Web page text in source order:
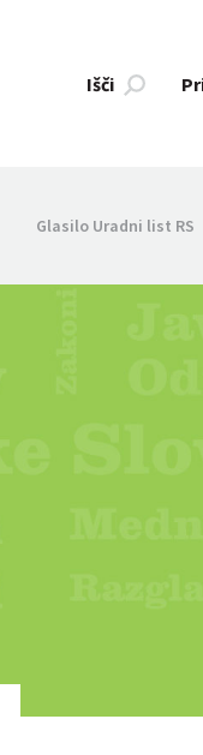
Išči
Glasilo Uradni list RS